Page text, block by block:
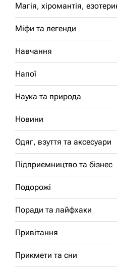
Магія, хіромантія,
Міфи та легенди
Навчання
Напої
Наука та природа
Новини
Одяг, взуття та аксесуари
Підприємництво та бізнес
Подорожі
Поради та лайфхаки
Привітання
Прикмети та сни